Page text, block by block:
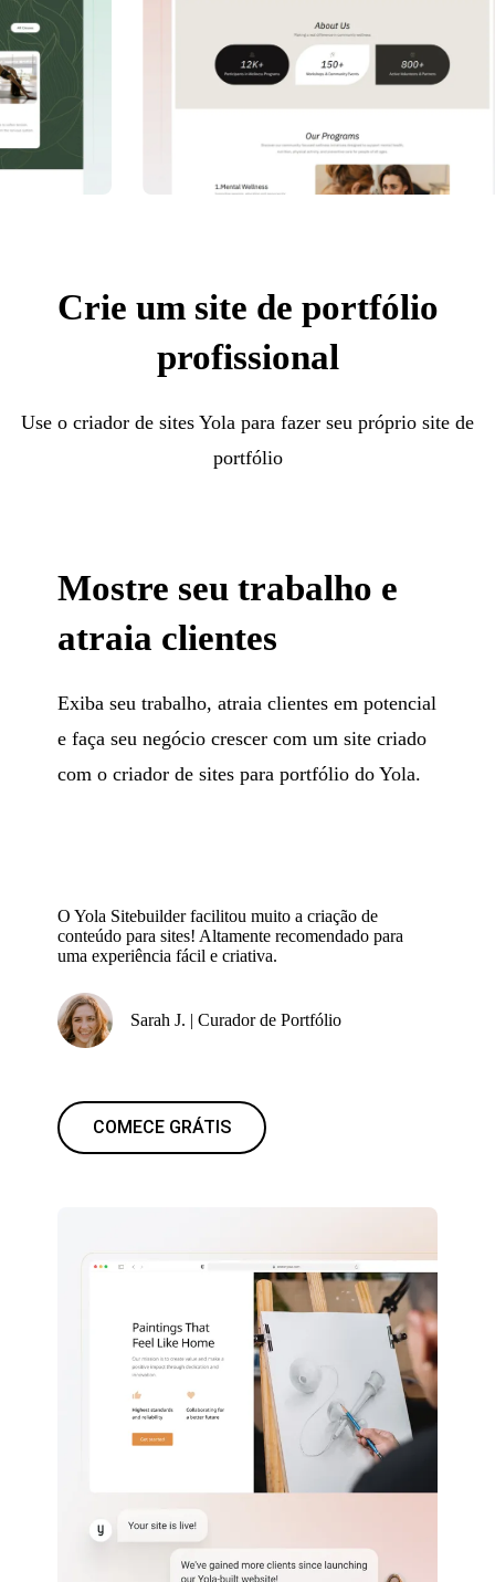
Crie um site de portfólio
profissional
Use o criador de sites Yola para fazer seu próprio site de
portfólio
Mostre seu trabalho e
atraia clientes
Exiba seu trabalho, atraia clientes em potencial
e faça seu negócio crescer com um site criado
com o criador de sites para portfólio do Yola.
O Yola Sitebuilder facilitou muito a criação de
conteúdo para sites! Altamente recomendado para
uma experiência fácil e criativa.
Sarah J. | Curador de Portfólio
COMECE GRÁTIS